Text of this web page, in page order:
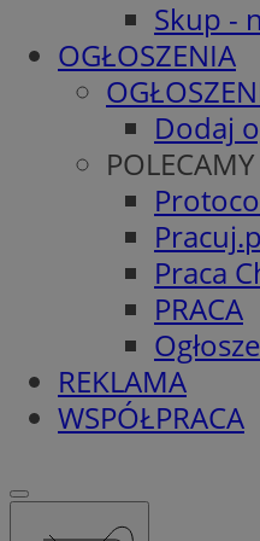
Skup -
OGŁOSZENIA
Dodaj
POLECAMY
Praca
PRACA
REKLAMA
WSPÓŁPRACA